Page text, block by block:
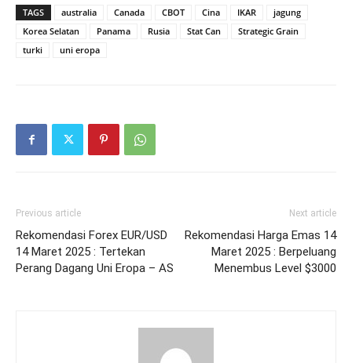
TAGS australia Canada CBOT Cina IKAR
jagung
Korea Selatan
Panama Rusia Stat Can
Strategic Grain
turki
uni eropa
Previous article
Rekomendasi Forex EUR/USD
14 Maret 2025 : Tertekan
Perang Dagang Uni Eropa – AS
Next article
Rekomendasi Harga Emas 14
Maret 2025 : Berpeluang
Menembus Level $3000